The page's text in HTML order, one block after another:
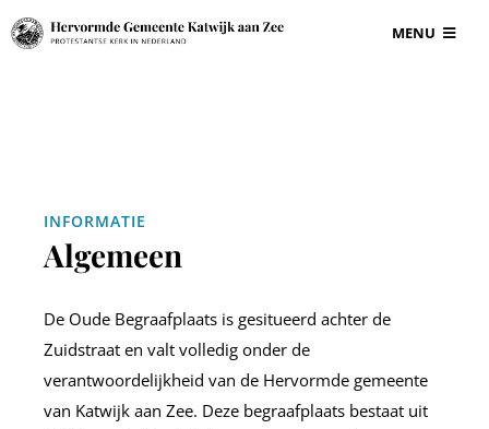
Ga
naar
MENU
INFORMATIE
CONTACT
INFORMATIE
Algemeen
De Oude Begraafplaats is gesitueerd achter de
Zuidstraat en valt volledig onder de
verantwoordelijkheid van de Hervormde gemeente
van Katwijk aan Zee. Deze begraafplaats bestaat uit